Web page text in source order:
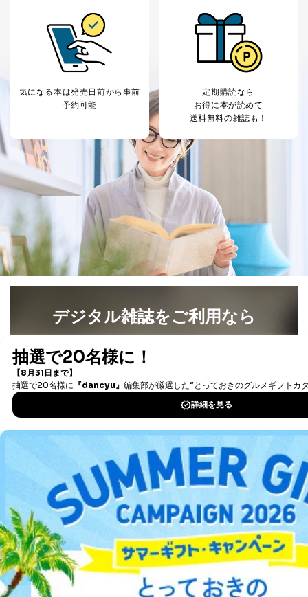
気になる本は発売日前から事前
予約可能
定期購読なら
お得に本が読めて
送料無料の雑誌も！
デジタル雑誌をご利用なら
書籍）が無料で読み放題！
DOWNLOAD FOR IOS
DOWNLOAD FOR ANDROID
ご利用方法はこちら
総合案内
アフィリエイト 採用情報